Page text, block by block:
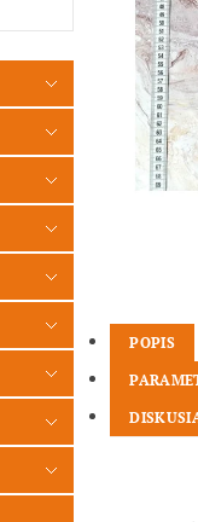
POPIS